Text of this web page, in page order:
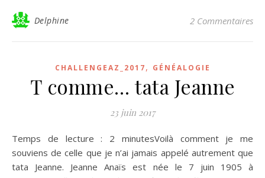
Delphine 2 Commentaires
CHALLENGEAZ_2017, GÉNÉALOGIE
T comme… tata Jeanne
23 juin 2017
Temps de lecture : 2 minutesVoilà comment je me
souviens de celle que je n’ai jamais appelé autrement que
tata Jeanne. Jeanne Anaïs est née le 7 juin 1905 à